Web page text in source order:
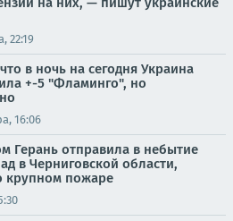
22:19
в ночь на сегодня Украина
+-5 "Фламинго", но
16:06
Герань отправила в небытие
в Черниговской области,
крупном пожаре